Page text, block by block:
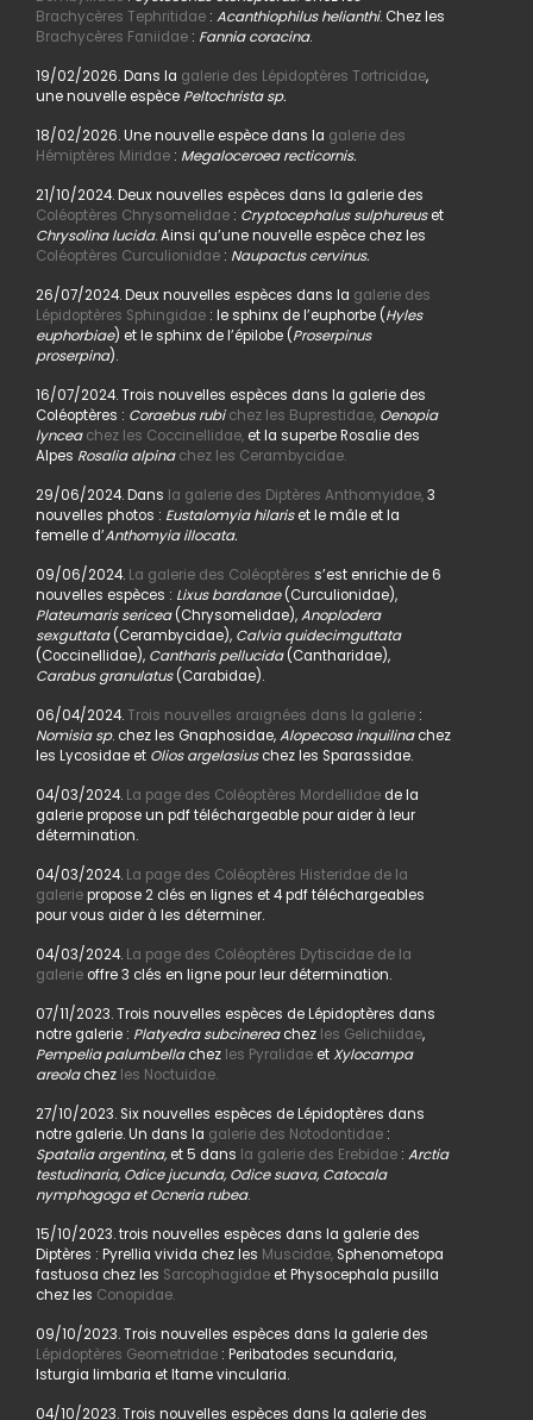
Brachycères Tephritidae: Acanthiophilus helianthi. Chez les
Brachycères Faniidae: Fannia coracina.
19/02/2026. Dans la galerie des Lépidoptères Tortricidae,
une nouvelle espèce Peltochrista sp.
18/02/2026. Une nouvelle espèce dans la galerie des
Hémiptères Miridae: Megaloceroea recticornis.
21/10/2024. Deux nouvelles espèces dans la galerie des
Coléoptères Chrysomelidae: Cryptocephalus sulphureuset
Chrysolina lucida. Ainsi qu’une nouvelle espèce chez les
Coléoptères Curculionidae : Naupactus cervinus.
26/07/2024. Deux nouvelles espèces dans la galerie des
Lépidoptères Sphingidae: le sphinx de l’euphorbe (Hyles
euphorbiae) et le sphinx de l’épilobe (Proserpinus
proserpina).
16/07/2024. Trois nouvelles espèces dans la galerie des
Coléoptères : Coraebus rubi chez les Buprestidae, Oenopia
lyncea chez les Coccinellidae,et la superbe Rosalie des
Alpes Rosalia alpina chez les Cerambycidae.
29/06/2024. Dans la galerie des Diptères Anthomyidae,3
nouvelles photos : Eustalomyia hilariset le mâle et la
femelle d’Anthomyia illocata.
09/06/2024.La galerie des Coléoptères s’est enrichie de 6
nouvelles espèces : Lixus bardanae(Curculionidae),
Plateumaris sericea(Chrysomelidae),Anoplodera
sexguttata(Cerambycidae), Calvia quidecimguttata
(Coccinellidae), Cantharis pellucida(Cantharidae),
Carabus granulatus(Carabidae).
06/04/2024.Trois nouvelles araignées dans la galerie:
Nomisia sp. chez les Gnaphosidae,Alopecosa inquilinachez
les Lycosidae et Olios argelasiuschez les Sparassidae.
04/03/2024. La page des Coléoptères Mordellidaede la
galerie propose un pdf téléchargeable pour aider à leur
détermination.
04/03/2024. La page des Coléoptères Histeridae de la
galeriepropose 2 clés en lignes et 4 pdf téléchargeables
pour vous aider à les déterminer.
04/03/2024. La page des Coléoptères Dytiscidae de la
galerieoffre 3 clés en ligne pour leur détermination.
07/11/2023. Trois nouvelles espèces de Lépidoptères dans
notre galerie : Platyedra subcinereachez les Gelichiidae,
Pempelia palumbellachez les PyralidaeetXylocampa
areolachez les Noctuidae.
27/10/2023. Six nouvelles espèces de Lépidoptères dans
notre galerie. Un dans la galerie des Notodontidae:
Spatalia argentina, et 5 dans la galerie des Erebidae: Arctia
testudinaria, Odice jucunda, Odice suava, Catocala
nymphogoga et Ocneria rubea.
15/10/2023. trois nouvelles espèces dans la galerie des
Diptères : Pyrellia vivida chez les Muscidae,Sphenometopa
fastuosa chez les Sarcophagidaeet Physocephala pusilla
chez les Conopidae.
09/10/2023. Trois nouvelles espèces dans la galerie des
Lépidoptères Geometridae: Peribatodes secundaria,
Isturgia limbaria et Itame vincularia.
04/10/2023. Trois nouvelles espèces dans la galerie des